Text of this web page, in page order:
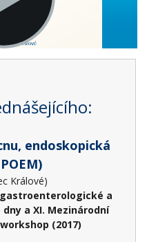
endoskopická
Králové)
gastroenterologické a
a XI. Mezinárodní
(2017)